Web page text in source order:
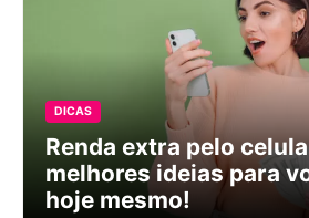
DICAS
Renda extra pelo
melhores ideias para
hoje mesmo!